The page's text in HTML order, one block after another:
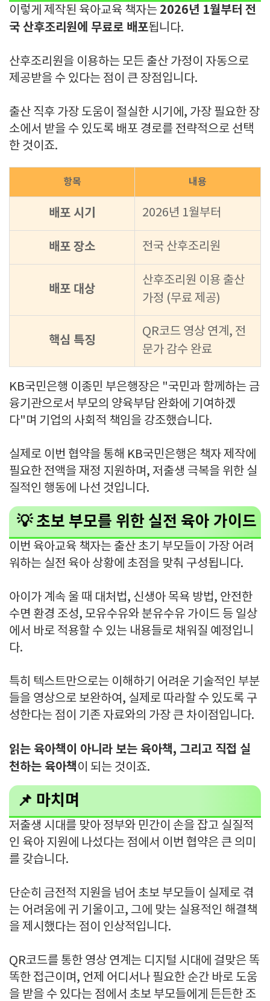
이렇게 제작된 육아교육 책자는 2026년 1월부터 전
국 산후조리원에 무료로 배포됩니다.
산후조리원을 이용하는 모든 출산 가정이 자동으로
제공받을 수 있다는 점이 큰 장점입니다.
출산 직후 가장 도움이 절실한 시기에, 가장 필요한 장
소에서 받을 수 있도록 배포 경로를 전략적으로 선택
한 것이죠.
항목 내용
배포 시기 2026년 1월부터
배포 장소 전국 산후조리원
배포 대상
산후조리원 이용 출산
가정 (무료 제공)
핵심 특징
QR코드 영상 연계, 전
문가 감수 완료
KB국민은행 이종민 부은행장은 "국민과 함께하는 금
융기관으로서 부모의 양육부담 완화에 기여하겠
다"며 기업의 사회적 책임을 강조했습니다.
실제로 이번 협약을 통해 KB국민은행은 책자 제작에
필요한 전액을 재정 지원하며, 저출생 극복을 위한 실
질적인 행동에 나선 것입니다.
💡 초보 부모를 위한 실전 육아 가이드
이번 육아교육 책자는 출산 초기 부모들이 가장 어려
워하는 실전 육아 상황에 초점을 맞춰 구성됩니다.
아이가 계속 울 때 대처법, 신생아 목욕 방법, 안전한
수면 환경 조성, 모유수유와 분유수유 가이드 등 일상
에서 바로 적용할 수 있는 내용들로 채워질 예정입니
다.
특히 텍스트만으로는 이해하기 어려운 기술적인 부분
들을 영상으로 보완하여, 실제로 따라할 수 있도록 구
성한다는 점이 기존 자료와의 가장 큰 차이점입니다.
읽는 육아책이 아니라 보는 육아책, 그리고 직접 실
천하는 육아책이 되는 것이죠.
📌 마치며
저출생 시대를 맞아 정부와 민간이 손을 잡고 실질적
인 육아 지원에 나섰다는 점에서 이번 협약은 큰 의미
를 갖습니다.
단순히 금전적 지원을 넘어 초보 부모들이 실제로 겪
는 어려움에 귀 기울이고, 그에 맞는 실용적인 해결책
을 제시했다는 점이 인상적입니다.
QR코드를 통한 영상 연계는 디지털 시대에 걸맞은 똑
똑한 접근이며, 언제 어디서나 필요한 순간 바로 도움
을 받을 수 있다는 점에서 초보 부모들에게 든든한 조